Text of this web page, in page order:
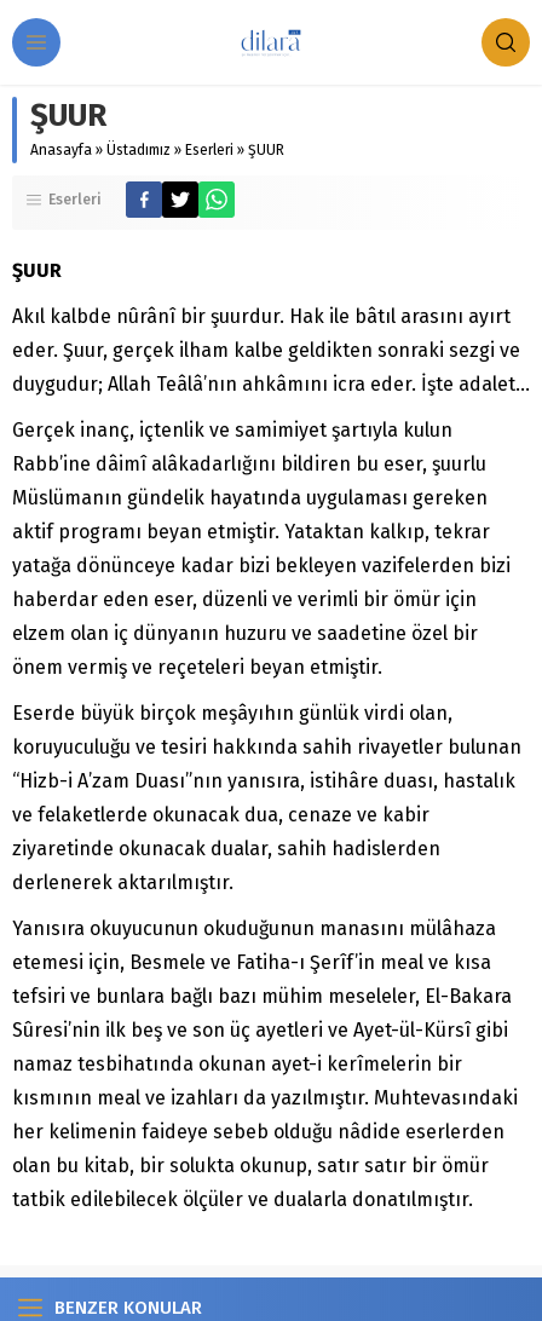
ŞUUR
Anasayfa » Üstadımız » Eserleri » ŞUUR
Eserleri
ŞUUR
Akıl kalbde nûrânî bir şuurdur. Hak ile bâtıl arasını ayırt
eder. Şuur, gerçek ilham kalbe geldikten sonraki sezgi ve
duygudur; Allah Teâlâ’nın ahkâmını icra eder. İşte adalet…
Gerçek inanç, içtenlik ve samimiyet şartıyla kulun
Rabb’ine dâimî alâkadarlığını bildiren bu eser, şuurlu
Müslümanın gündelik hayatında uygulaması gereken
aktif programı beyan etmiştir. Yataktan kalkıp, tekrar
yatağa dönünceye kadar bizi bekleyen vazifelerden bizi
haberdar eden eser, düzenli ve verimli bir ömür için
elzem olan iç dünyanın huzuru ve saadetine özel bir
önem vermiş ve reçeteleri beyan etmiştir.
Eserde büyük birçok meşâyıhın günlük virdi olan,
koruyuculuğu ve tesiri hakkında sahih rivayetler bulunan
“Hizb-i A’zam Duası”nın yanısıra, istihâre duası, hastalık
ve felaketlerde okunacak dua, cenaze ve kabir
ziyaretinde okunacak dualar, sahih hadislerden
derlenerek aktarılmıştır.
Yanısıra okuyucunun okuduğunun manasını mülâhaza
etemesi için, Besmele ve Fatiha-ı Şerîf’in meal ve kısa
tefsiri ve bunlara bağlı bazı mühim meseleler, El-Bakara
Sûresi’nin ilk beş ve son üç ayetleri ve Ayet-ül-Kürsî gibi
namaz tesbihatında okunan ayet-i kerîmelerin bir
kısmının meal ve izahları da yazılmıştır. Muhtevasındaki
her kelimenin faideye sebeb olduğu nâdide eserlerden
olan bu kitab, bir solukta okunup, satır satır bir ömür
tatbik edilebilecek ölçüler ve dualarla donatılmıştır.
BENZER KONULAR